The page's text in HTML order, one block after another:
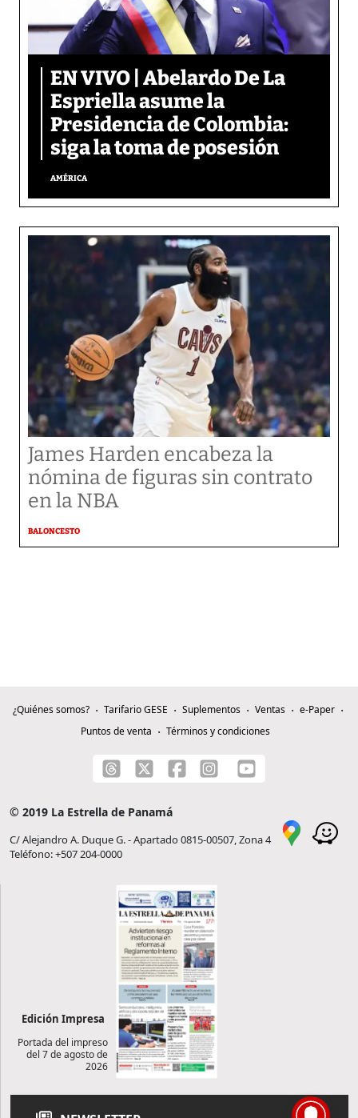
EN VIVO | Abelardo De La
Espriella asume la
Presidencia de Colombia:
siga la toma de posesión
AMÉRICA
James Harden encabeza la
nómina de figuras sin contrato
en la NBA
BALONCESTO
¿Quiénes somos? Tarifario GESE Suplementos Ventas
e-Paper
Puntos de venta
Términos y condiciones
© 2019 La Estrella de Panamá
C/ Alejandro A. Duque G. - Apartado 0815-00507, Zona 4
Teléfono: +507 204-0000
Edición Impresa
Portada del impreso
del 7 de agosto de
2026